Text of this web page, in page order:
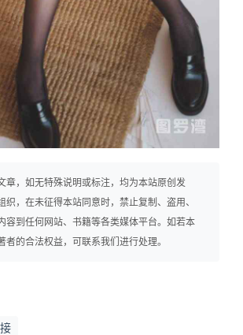
章，如无特殊说明或标注，均为本站原创发
织，在未征得本站同意时，禁止复制、盗用、
容到任何网站、书籍等各类媒体平台。如若本
者的合法权益，可联系我们进行处理。